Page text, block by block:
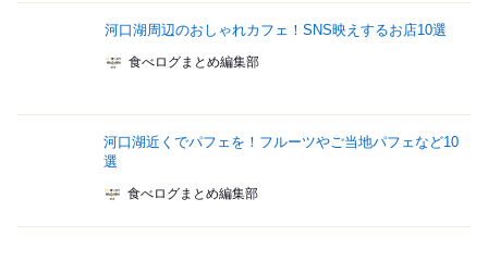
河口湖周辺のおしゃれカフェ！SNS映えするお店10選
食べログまとめ編集部
河口湖近くでパフェを！フルーツやご当地パフェなど10
選
食べログまとめ編集部